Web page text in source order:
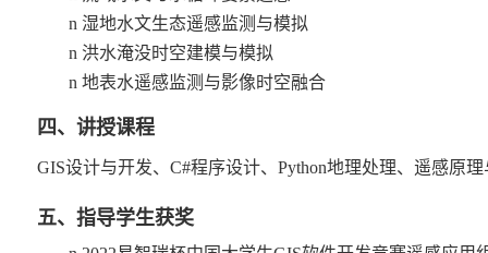
n 湿地水文生态遥感监测与模拟
n 洪水淹没时空建模与模拟
n 地表水遥感监测与影像时空融合
四、讲授课程
GIS设计与开发、 C#程序设计、 Python地理处理、遥感原理
五、指导学生获奖